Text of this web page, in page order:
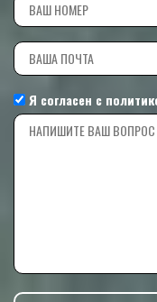
Я согласен с